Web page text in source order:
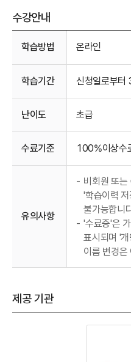
수강안내
학습방법 온라인
학습기간 신청일로부터
난이도 초급
수료기준 100%이상수
유의사항
- 비회원 또는
'학습이력 저
불가능합니
- '수료증'은
표시되며 '
이름 변경은
제공 기관